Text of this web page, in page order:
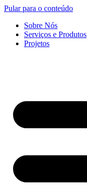
Pular para o conteúdo
Sobre Nós
Serviços e Produtos
Projetos